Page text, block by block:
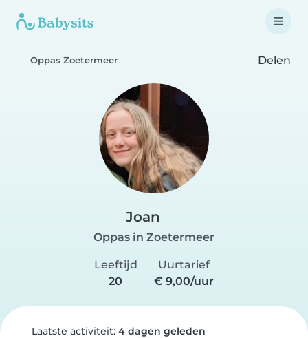
Oppas Zoetermeer Delen
Joan
Oppas in Zoetermeer
Leeftijd
20
Uurtarief
€ 9,00/uur
Laatste activiteit: 4 dagen geleden